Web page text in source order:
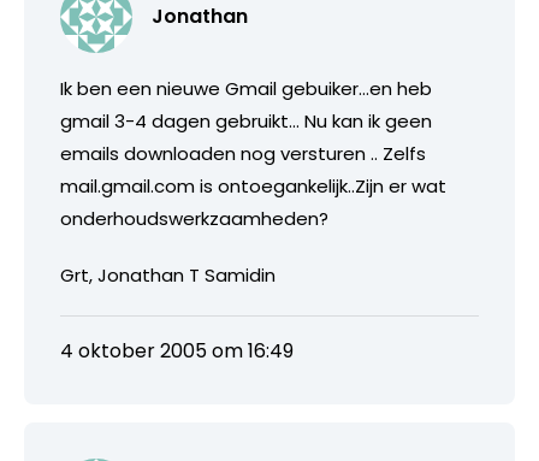
Jonathan
Ik ben een nieuwe Gmail gebuiker…en heb
gmail 3-4 dagen gebruikt… Nu kan ik geen
emails downloaden nog versturen .. Zelfs
mail.gmail.com is ontoegankelijk..Zijn er wat
onderhoudswerkzaamheden?
Grt, Jonathan T Samidin
4 oktober 2005 om 16:49